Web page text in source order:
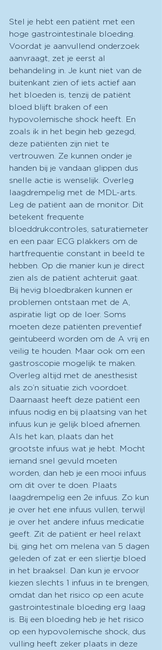
Stel je hebt een patiënt met een
hoge gastrointestinale bloeding.
Voordat je aanvullend onderzoek
aanvraagt, zet je eerst al
behandeling in. Je kunt niet van de
buitenkant zien of iets actief aan
het bloeden is, tenzij de patiënt
bloed blijft braken of een
hypovolemische shock heeft. En
zoals ik in het begin heb gezegd,
deze patiënten zijn niet te
vertrouwen. Ze kunnen onder je
handen bij je vandaan glippen dus
snelle actie is wenselijk. Overleg
laagdrempelig met de MDL-arts.
Leg de patiënt aan de monitor. Dit
betekent frequente
bloeddrukcontroles, saturatiemeter
en een paar ECG plakkers om de
hartfrequentie constant in beeld te
hebben. Op die manier kun je direct
zien als de patiënt achteruit gaat.
Bij hevig bloedbraken kunnen er
problemen ontstaan met de A,
aspiratie ligt op de loer. Soms
moeten deze patiënten preventief
geintubeerd worden om de A vrij en
veilig te houden. Maar ook om een
gastroscopie mogelijk te maken.
Overleg altijd met de anesthesist
als zo’n situatie zich voordoet.
Daarnaast heeft deze patiënt een
infuus nodig en bij plaatsing van het
infuus kun je gelijk bloed afnemen.
Als het kan, plaats dan het
grootste infuus wat je hebt. Mocht
iemand snel gevuld moeten
worden, dan heb je een mooi infuus
om dit over te doen. Plaats
laagdrempelig een 2e infuus. Zo kun
je over het ene infuus vullen, terwijl
je over het andere infuus medicatie
geeft. Zit de patiënt er heel relaxt
bij, ging het om melena van 5 dagen
geleden of zat er een sliertje bloed
in het braaksel. Dan kun je ervoor
kiezen slechts 1 infuus in te brengen,
omdat dan het risico op een acute
gastrointestinale bloeding erg laag
is. Bij een bloeding heb je het risico
op een hypovolemische shock, dus
vulling heeft zeker plaats in deze